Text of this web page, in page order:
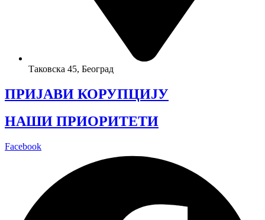
Таковска 45, Београд
ПРИЈАВИ КОРУПЦИЈУ
НАШИ ПРИОРИТЕТИ
Facebook